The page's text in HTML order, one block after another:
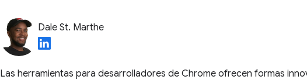
Dale St. Marthe
Las herramientas para desarrolladores de Chrome ofrecen formas